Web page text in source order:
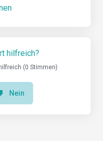
hilfreich?
(0 Stimmen)
Nein